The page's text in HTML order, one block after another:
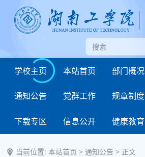
学校主页 本站首页 部门概况
通知公告 党群工作 规章制度
下载专区 信息公开 健康教育
当前位置: 本站首页 > 通知公告 > 正文